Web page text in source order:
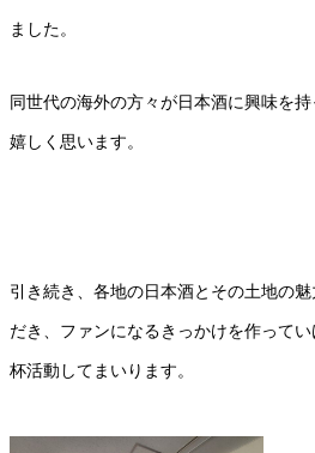
ました。
同世代の海外の方々が日本酒に興味を
嬉しく思います。
引き続き、各地の日本酒とその土地の
だき、ファンになるきっかけを作って
杯活動してまいります。